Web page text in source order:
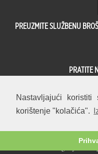
Nastavljajući koristiti
korištenje "kolačića".
PREUZMITE SLUŽBENU
PRATITE
© 2014